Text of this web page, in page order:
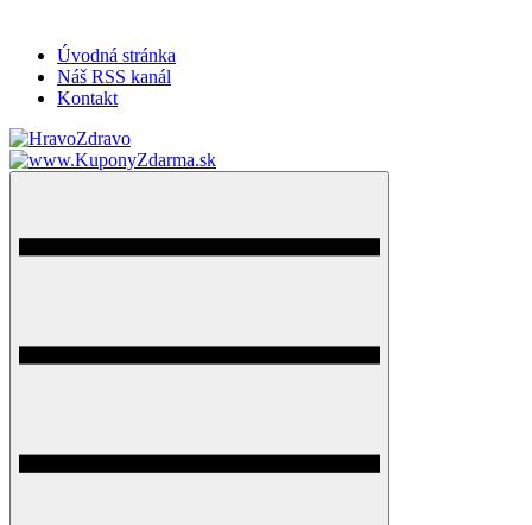
Úvodná stránka
Náš RSS kanál
Kontakt
HravoZdravo.sk
Magazín zdravého života